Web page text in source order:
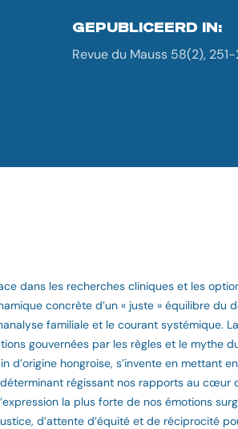
GEPUBLICEERD IN:
Revue du Mauss 58(2),
dans les recherches cliniques et les
concrète d’un « juste » équilibre
familiale et le courant systémique.
gouvernées par les règles et le mythe
hongroise, s’invente en mettant
régissant nos rapports au cœur
la plus forte de nos émotions
d’attente d’équité et de réciprocité